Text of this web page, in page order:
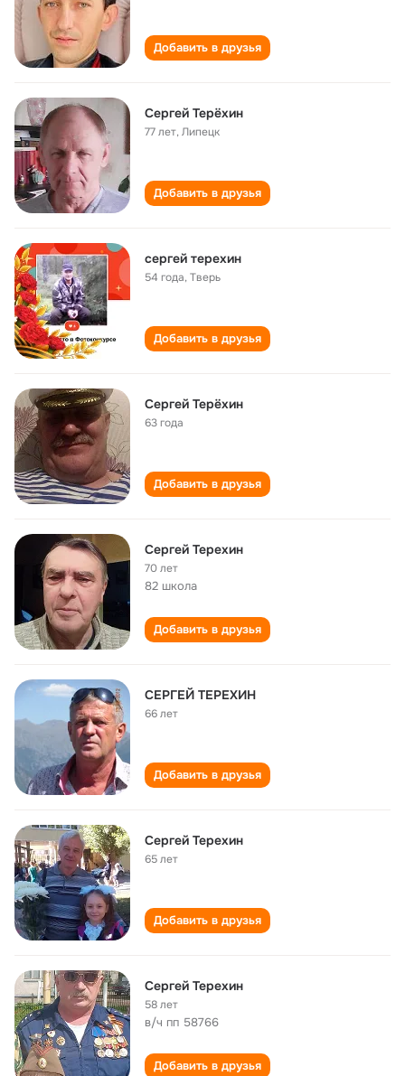
Добавить в друзья
Сергей Терёхин
77 лет,Липецк
Добавить в друзья
сергей терехин
54 года,Тверь
Добавить в друзья
Сергей Терёхин
63 года
Добавить в друзья
Сергей Терехин
70 лет
82 школа
Добавить в друзья
СЕРГЕЙ ТЕРЕХИН
66 лет
Добавить в друзья
Сергей Терехин
65 лет
Добавить в друзья
Сергей Терехин
58 лет
в/ч пп 58766
Добавить в друзья